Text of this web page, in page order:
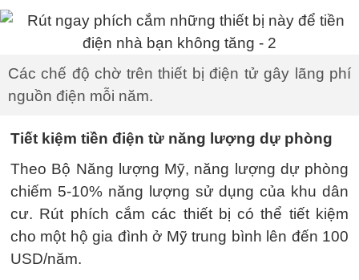
Các chế độ chờ trên thiết bị điện tử gây lãng phí
nguồn điện mỗi năm.
Tiết kiệm tiền điện từ năng lượng dự phòng
Theo Bộ Năng lượng Mỹ, năng lượng dự phòng
chiếm 5-10% năng lượng sử dụng của khu dân
cư. Rút phích cắm các thiết bị có thể tiết kiệm
cho một hộ gia đình ở Mỹ trung bình lên đến 100
USD/năm.